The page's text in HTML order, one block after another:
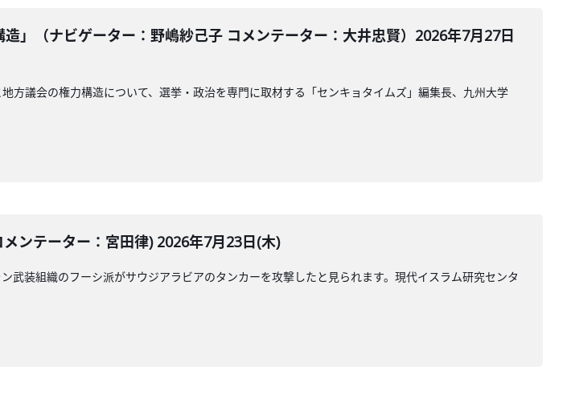
」（ナビゲーター：野嶋紗己子 コメンテーター：大井忠賢）2026年7月27日
方議会の権力構造について、選挙・政治を専門に取材する「センキョタイムズ」編集長、九州大学
ンテーター：宮田律) 2026年7月23日(木)
武装組織のフーシ派がサウジアラビアのタンカーを攻撃したと見られます。現代イスラム研究センタ